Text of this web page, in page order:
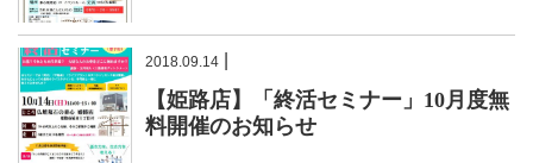
2018.09.14
【姫路店】「終活セミナー」10月度無
料開催のお知らせ